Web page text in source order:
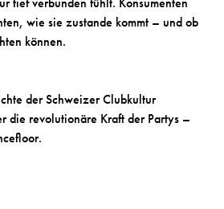
wie sie zustande kommt – und ob
können.
der Schweizer Clubkultur
die revolutionäre Kraft der Partys –